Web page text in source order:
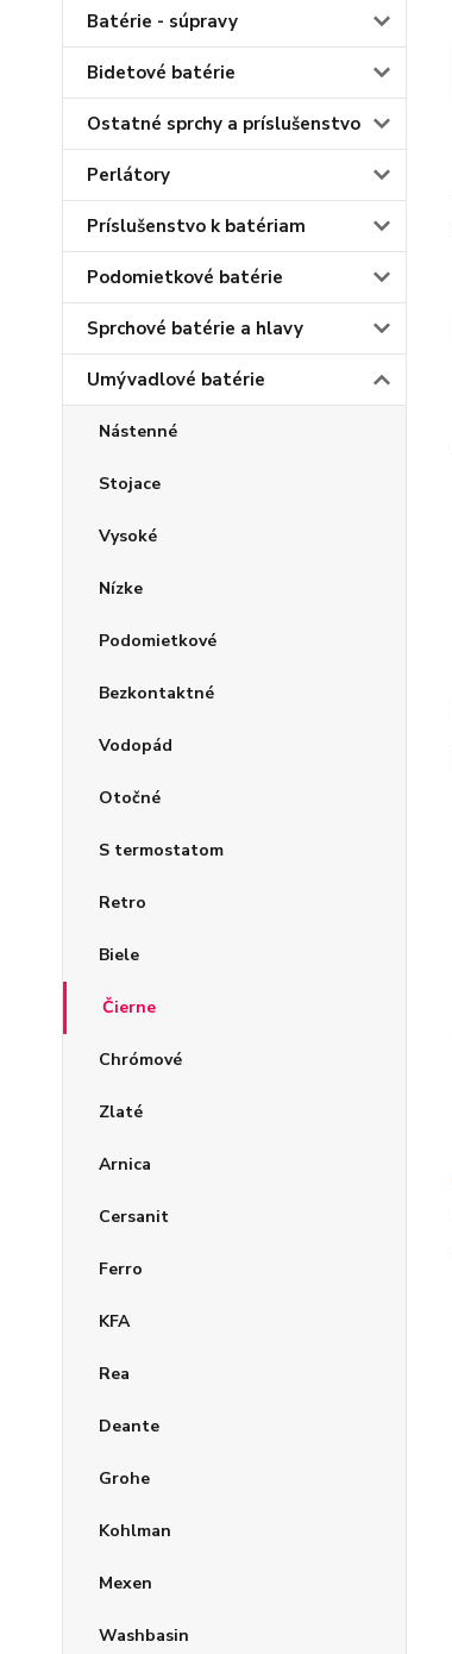
Batérie - súpravy
Bidetové batérie
Ostatné sprchy a príslušenstvo
Perlátory
Príslušenstvo k batériam
Podomietkové batérie
Sprchové batérie a hlavy
Umývadlové batérie
Nástenné
Stojace
Vysoké
Nízke
Podomietkové
Bezkontaktné
Vodopád
Otočné
S termostatom
Retro
Biele
Čierne
Chrómové
Zlaté
Arnica
Cersanit
Ferro
KFA
Rea
Deante
Grohe
Kohlman
Mexen
Washbasin